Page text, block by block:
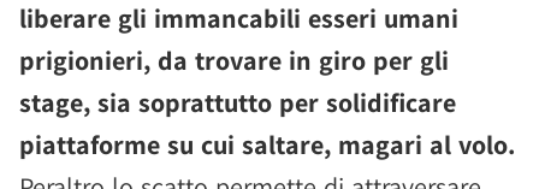
liberare gli immancabili esseri umani
prigionieri, da trovare in giro per gli
stage, sia soprattutto per solidificare
piattaforme su cui saltare, magari al volo.